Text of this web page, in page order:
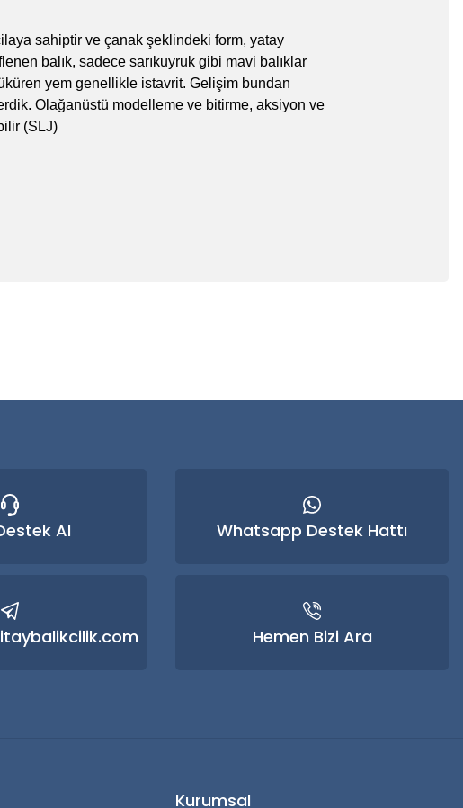
sahiptir ve çanak şeklindeki form, yatay
balık, sadece sarıkuyruk gibi mavi balıklar
yem genellikle istavrit. Gelişim bundan
Olağanüstü modelleme ve bitirme, aksiyon ve
(SLJ)
Al Whatsapp Destek Hattı
Hemen Bizi Ara
Kurumsal